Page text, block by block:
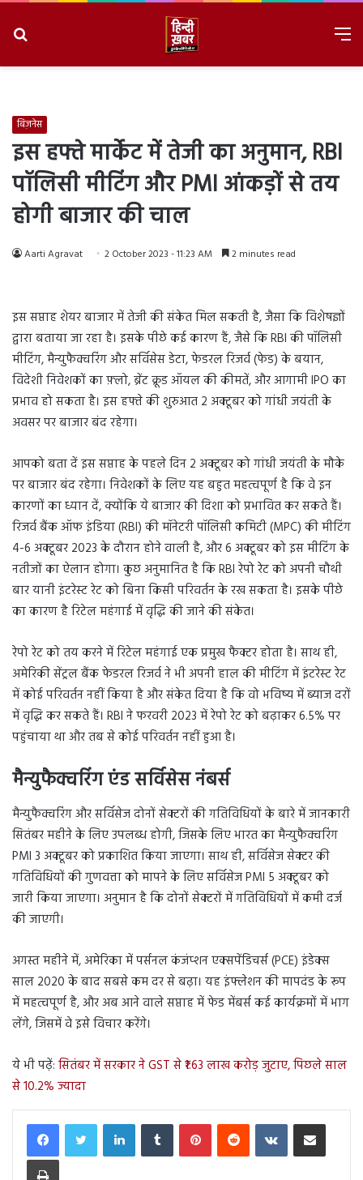
बिज़नेस
इस हफ्ते मार्केट में तेजी का अनुमान, RBI
पॉलिसी मीटिंग और PMI आंकड़ों से तय
होगी बाजार की चाल
Aarti Agravat 2 October 2023 - 11:23 AM 2 minutes read
इस सप्ताह शेयर बाजार में तेजी की संकेत मिल सकती है, जैसा कि विशेषज्ञों
द्वारा बताया जा रहा है। इसके पीछे कई कारण हैं, जैसे कि RBI की पॉलिसी
मीटिंग, मैन्युफैक्चरिंग और सर्विसेस डेटा, फेडरल रिजर्व (फेड) के बयान,
विदेशी निवेशकों का फ़्लो, ब्रेंट क्रूड ऑयल की कीमतें, और आगामी IPO का
प्रभाव हो सकता है। इस हफ्ते की शुरुआत 2 अक्टूबर को गांधी जयंती के
अवसर पर बाजार बंद रहेगा।
आपको बता दें इस सप्ताह के पहले दिन 2 अक्टूबर को गांधी जयंती के मौके
पर बाजार बंद रहेगा। निवेशकों के लिए यह बहुत महत्वपूर्ण है कि वे इन
कारणों का ध्यान दें, क्योंकि ये बाजार की दिशा को प्रभावित कर सकते हैं।
रिजर्व बैंक ऑफ इंडिया (RBI) की मॉनेटरी पॉलिसी कमिटी (MPC) की मीटिंग
4-6 अक्टूबर 2023 के दौरान होने वाली है, और 6 अक्टूबर को इस मीटिंग के
नतीजों का ऐलान होगा। कुछ अनुमानित है कि RBI रेपो रेट को अपनी चौथी
बार यानी इंटरेस्ट रेट को बिना किसी परिवर्तन के रख सकता है। इसके पीछे
का कारण है रिटेल महंगाई में वृद्धि की जाने की संकेत।
रेपो रेट को तय करने में रिटेल महंगाई एक प्रमुख फैक्टर होता है। साथ ही,
अमेरिकी सेंट्रल बैंक फेडरल रिजर्व ने भी अपनी हाल की मीटिंग में इंटरेस्ट रेट
में कोई परिवर्तन नहीं किया है और संकेत दिया है कि वो भविष्य में ब्याज दरों
में वृद्धि कर सकते हैं। RBI ने फरवरी 2023 में रेपो रेट को बढ़ाकर 6.5% पर
पहुंचाया था और तब से कोई परिवर्तन नहीं हुआ है।
मैन्युफैक्चरिंग एंड सर्विसेस नंबर्स
मैन्युफैक्चरिंग और सर्विसेज दोनों सेक्टरों की गतिविधियों के बारे में जानकारी
सितंबर महीने के लिए उपलब्ध होगी, जिसके लिए भारत का मैन्युफैक्चरिंग
PMI 3 अक्टूबर को प्रकाशित किया जाएगा। साथ ही, सर्विसेज सेक्टर की
गतिविधियों की गुणवत्ता को मापने के लिए सर्विसेज PMI 5 अक्टूबर को
जारी किया जाएगा। अनुमान है कि दोनों सेक्टरों में गतिविधियों में कमी दर्ज
की जाएगी।
अगस्त महीने में, अमेरिका में पर्सनल कंजंप्शन एक्सपेंडिचर्स (PCE) इंडेक्स
साल 2020 के बाद सबसे कम दर से बढ़ा। यह इंफ्लेशन की मापदंड के रूप
में महत्वपूर्ण है, और अब आने वाले सप्ताह में फेड मेंबर्स कई कार्यक्रमों में भाग
लेंगे, जिसमें वे इसे विचार करेंगे।
ये भी पढ़ें: सितंबर में सरकार ने GST से ₹1.63 लाख करोड़ जुटाए, पिछले साल
से 10.2% ज्यादा
LinkedInTumblr PinterestReddit VKontakteShare via Email
Print